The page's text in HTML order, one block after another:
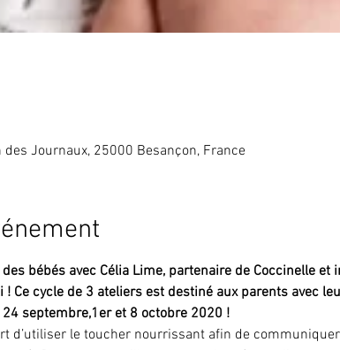
des Journaux, 25000 Besançon, France
bébés avec Célia Lime, partenaire de Coccinelle et
! Ce cycle de 3 ateliers est destiné aux parents avec
septembre,1er et 8 octobre 2020 !
d’utiliser le toucher nourrissant afin de